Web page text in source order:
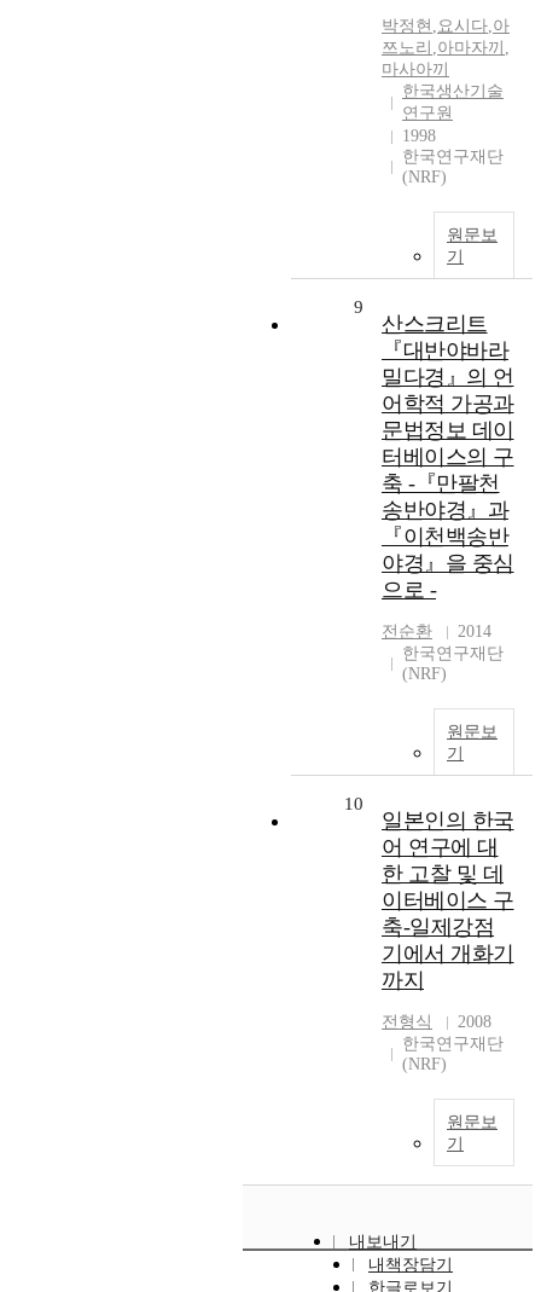
박정현 ,요시다,아
쯔노리 ,아마자끼 ,
마사아끼
한국생산기술
연구원
1998
한국연구재단
(NRF)
원문보
기
9
산스크리트
『대반야바라
밀다경』의 언
어학적 가공과
문법정보 데이
터베이스의 구
축 -『만팔천
송반야경』과
『이천백송반
야경』을 중심
으로 -
전순환
2014
한국연구재단
(NRF)
원문보
기
10
일본인의 한국
어 연구에 대
한 고찰 및 데
이터베이스 구
축-일제강점
기에서 개화기
까지
전형식
2008
한국연구재단
(NRF)
원문보
기
내보내기
내책장담기
한글로보기